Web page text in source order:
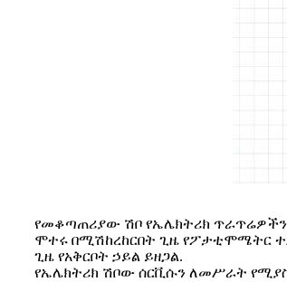
የመቆጣጠሪያው ሽቦ የኤሌክትሪክ
ሞተሩ በሚሽከረከርበት ጊዜ የፖታቲሞሜትር
ጊዜ የአቅርቦት ኃይል ይዘጋል.
የኤሌክትሪክ ሽቦው ሰርቪሱን ለመሥራት